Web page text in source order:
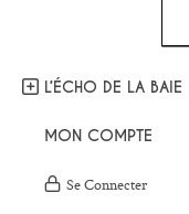
L’ÉCHO DE LA BAIE
MON COMPTE
Se Connecter